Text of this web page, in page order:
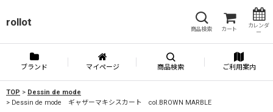
rollot
商品検索 カート
カレンダ
ー
ブランド マイページ 商品検索 ご利用案内
TOP > Dessin de mode
> Dessin de mode ギャザーマキシスカート col.BROWN MARBLE